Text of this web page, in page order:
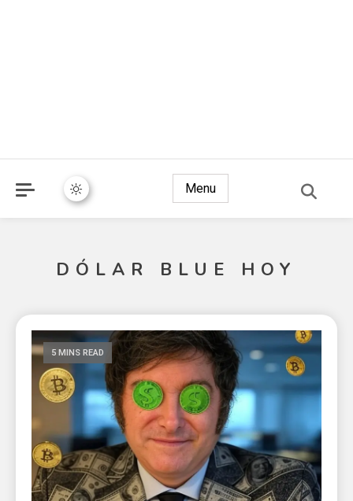
Menu
DÓLAR BLUE HOY
5 MINS READ